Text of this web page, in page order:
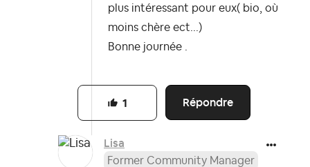
plus intéressant pour eux( bio, où
moins chère ect...)
Bonne journée .
Répondre
1
Lisa
Former Community Manager